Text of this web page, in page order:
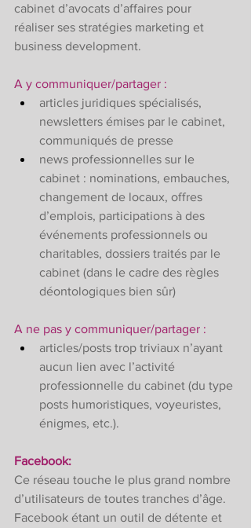
cabinet d’avocats d’affaires pour
réaliser ses stratégies marketing et
business development.
A y communiquer/partager :
articles juridiques spécialisés,
newsletters émises par le cabinet,
communiqués de presse
news professionnelles sur le
cabinet : nominations, embauches,
changement de locaux, offres
d’emplois, participations à des
événements professionnels ou
charitables, dossiers traités par le
cabinet (dans le cadre des règles
déontologiques bien sûr)
A ne pas y communiquer/partager :
articles/posts trop triviaux n’ayant
aucun lien avec l’activité
professionnelle du cabinet (du type
posts humoristiques, voyeuristes,
énigmes, etc.).
Facebook:
Ce réseau touche le plus grand nombre
d’utilisateurs de toutes tranches d’âge.
Facebook étant un outil de détente et